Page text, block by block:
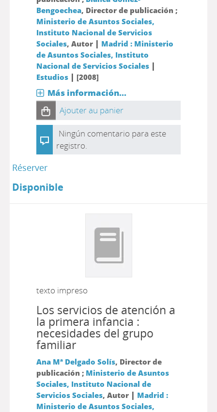
Bengoechea, Director de publicación ;
Ministerio de Asuntos Sociales,
Instituto Nacional de Servicios
Sociales, Autor | Madrid : Ministerio
de Asuntos Sociales, Instituto
Nacional de Servicios Sociales|
Estudios| [2008]
Más información...
Ajouter au panier
Ningún comentario para este
registro.
Réserver
Disponible
texto impreso
Los servicios de atención a
la primera infancia :
necesidades del grupo
familiar
Ana Mª Delgado Solís, Director de
publicación ; Ministerio de Asuntos
Sociales, Instituto Nacional de
Servicios Sociales, Autor | Madrid :
Ministerio de Asuntos Sociales,